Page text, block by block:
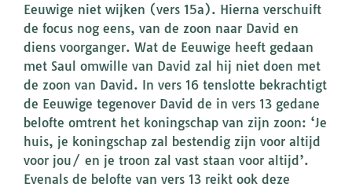
Eeuwige niet wijken (vers 15a). Hierna verschuift
de focus nog eens, van de zoon naar David en
diens voorganger. Wat de Eeuwige heeft gedaan
met Saul omwille van David zal hij niet doen met
de zoon van David. In vers 16 tenslotte bekrachtigt
de Eeuwige tegenover David de in vers 13 gedane
belofte omtrent het koningschap van zijn zoon: ‘Je
huis, je koningschap zal bestendig zijn voor altijd
voor jou/ en je troon zal vast staan voor altijd’.
Evenals de belofte van vers 13 reikt ook deze